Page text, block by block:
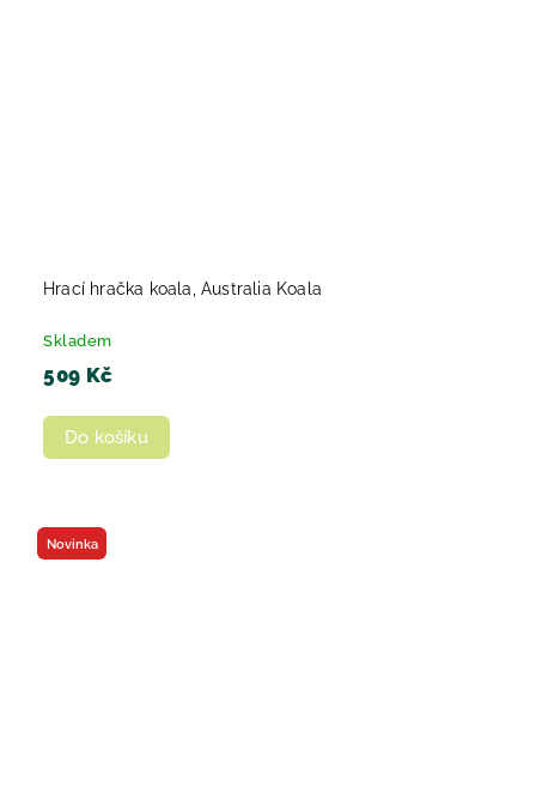
Hrací hračka koala, Australia Koala
Skladem
509 Kč
Do košíku
Novinka